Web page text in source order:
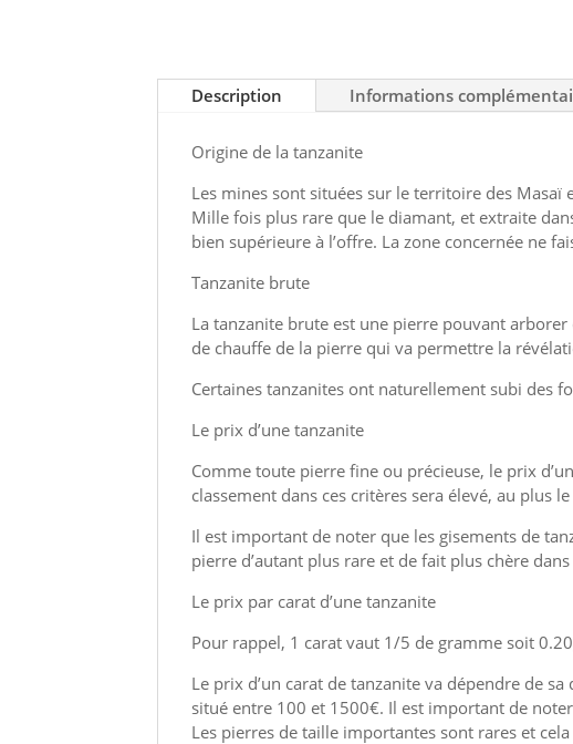
Description Informations
Origine de la tanzanite
Les mines sont situées sur le territoire des
Mille fois plus rare que le diamant, et extraite
bien supérieure à l’offre. La zone concernée ne
Tanzanite brute
La tanzanite brute est une pierre pouvant arborer
de chauffe de la pierre qui va permettre la
Certaines tanzanites ont naturellement subi des
Le prix d’une tanzanite
Comme toute pierre fine ou précieuse, le prix
classement dans ces critères sera élevé, au plus
Il est important de noter que les gisements de
pierre d’autant plus rare et de fait plus chère
Le prix par carat d’une tanzanite
Pour rappel, 1 carat vaut 1/5 de gramme soit
Le prix d’un carat de tanzanite va dépendre de
situé entre 100 et 1500€. Il est important de
Les pierres de taille importantes sont rares et